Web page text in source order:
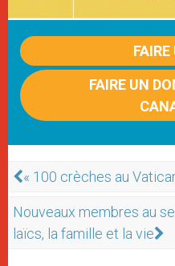
FAIRE UN
« 100 crèches au
Nouveaux membres au
laïcs, la famille et la vie